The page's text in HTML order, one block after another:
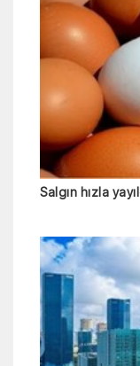
Salgın hızla